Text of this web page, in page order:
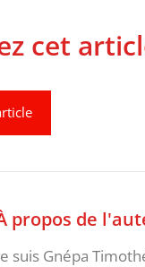
cet
propos de
suis Gnépa